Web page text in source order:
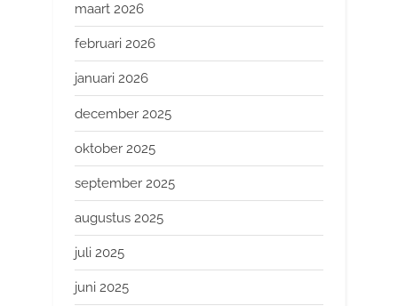
maart 2026
februari 2026
januari 2026
december 2025
oktober 2025
september 2025
augustus 2025
juli 2025
juni 2025